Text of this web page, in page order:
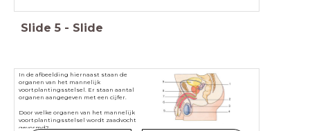
Slide 5 - Slide
In de afbeelding hiernaast staan de
organen van het mannelijk
voortplantingsstelsel. Er staan aantal
organen aangegeven met een cijfer.
Door welke organen van het mannelijk
voortplantingsstelsel wordt zaadvocht
gevormd?